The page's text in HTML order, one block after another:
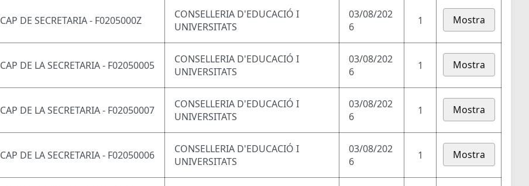
CAP DE SECRETARIA - F0205000Z
CONSELLERIA D'EDUCACIÓ I
UNIVERSITATS
03/08/202
6
1 Mostra
CAP DE LA SECRETARIA - F02050005
CONSELLERIA D'EDUCACIÓ I
UNIVERSITATS
03/08/202
6
1 Mostra
CAP DE LA SECRETARIA - F02050007
CONSELLERIA D'EDUCACIÓ I
UNIVERSITATS
03/08/202
6
1 Mostra
CAP DE LA SECRETARIA - F02050006
CONSELLERIA D'EDUCACIÓ I
UNIVERSITATS
03/08/202
6
1 Mostra